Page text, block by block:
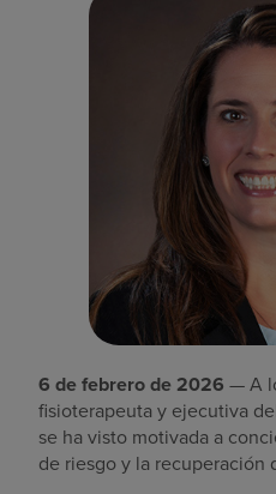
6 de febrero de 2026 — A
fisioterapeuta y ejecutiva
se ha visto motivada a
de riesgo y la recuperación